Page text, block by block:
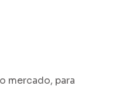
mercado, para